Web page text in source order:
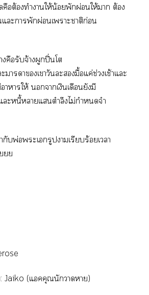
อต้องทำาให้น้อยพักผ่อนให้า ต้อง
ะาพักผ่อนเาะาติก่อน
คือรับจ้างผูกปิ่นโ
าาเาวันะมื้อแค่ช่วงเช้าแะ
าให้ าเงินเดือนยังมี
ะหนี้าแตำลึงไม่กำหนดจำ
บพ่อะเรูปาเรียบร้อยเา
ยย
Jaiko (แคคุณนักาา)